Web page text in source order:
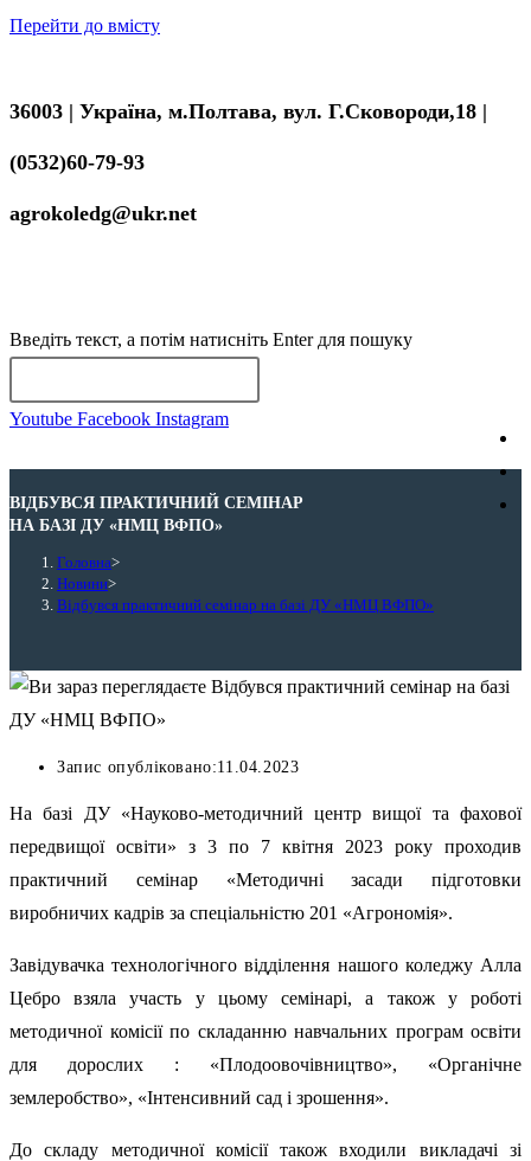
Перейти до вмісту
36003 | Україна, м.Полтава, вул. Г.Сковороди,18 |
(0532)60-79-93
agrokoledg@ukr.net
Введіть текст, а потім натисніть Enter для пошуку
Youtube Facebook Instagram
ВІДБУВСЯ ПРАКТИЧНИЙ СЕМІНАР
НА БАЗІ ДУ «НМЦ ВФПО»
Головна>
Новини>
Відбувся практичний семінар на базі ДУ «НМЦ ВФПО»
Запис опубліковано:11.04.2023
На базі ДУ «Науково-методичний центр вищої та фахової
передвищої освіти» з 3 по 7 квітня 2023 року проходив
практичний семінар «Методичні засади підготовки
виробничих кадрів за спеціальністю 201 «Агрономія».
Завідувачка технологічного відділення нашого коледжу Алла
Цебро взяла участь у цьому семінарі, а також у роботі
методичної комісії по складанню навчальних програм освіти
для дорослих : «Плодоовочівництво», «Органічне
землеробство», «Інтенсивний сад і зрошення».
До складу методичної комісії також входили викладачі зі